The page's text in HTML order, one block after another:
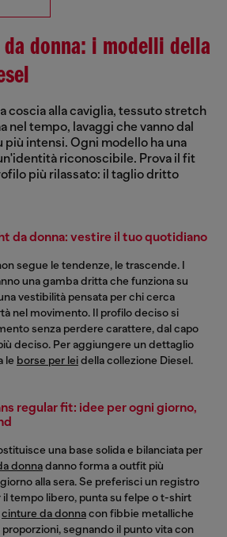
da donna: i modelli della
coscia alla caviglia, tessuto stretch
nel tempo, lavaggi che vanno dal
più intensi. Ogni modello ha una
riconoscibile. Prova il fit
più rilassato: il taglio dritto
da donna: vestire il tuo quotidiano
segue le tendenze, le trascende. I
una gamba dritta che funziona su
vestibilità pensata per chi cerca
nel movimento. Il profilo deciso si
senza perdere carattere, dal capo
deciso. Per aggiungere un dettaglio
le borse per leidella collezione Diesel.
regular fit: idee per ogni giorno,
una base solida e bilanciata per
donnadanno forma a outfit più
alla sera. Se preferisci un registro
il tempo libero, punta su felpe o t-shirt
cinture da donnacon fibbie metalliche
segnando il punto vita con